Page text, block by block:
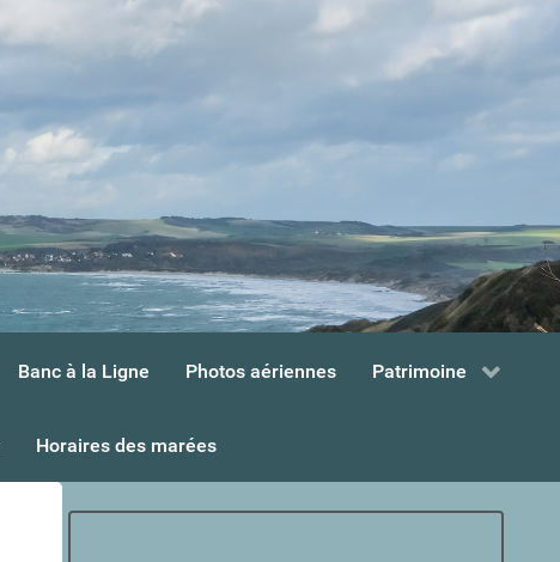
Banc à la Ligne Photos aériennes Patrimoine
Horaires des marées